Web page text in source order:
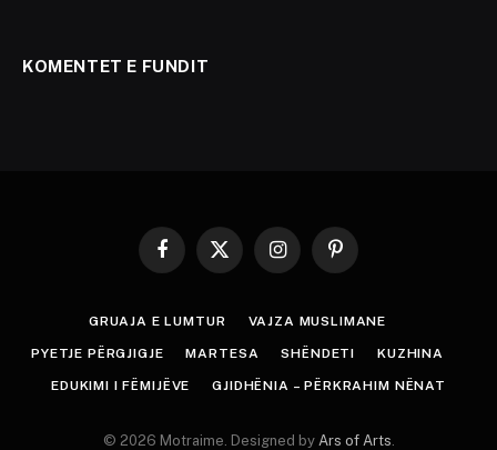
KOMENTET E FUNDIT
Facebook
X
InstagramPinterest
GRUAJA E LUMTUR VAJZA MUSLIMANE
PYETJE PËRGJIGJE MARTESA SHËNDETI KUZHINA
EDUKIMI I FËMIJËVE GJIDHËNIA – PËRKRAHIM NËNAT
© 2026 Motraime. Designed by Ars of Arts